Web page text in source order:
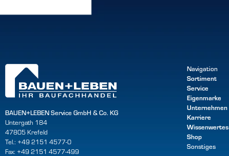
BAUEN+LEBEN Service GmbH & Co. KG
Untergath 184
47805 Krefeld
Tel.: +49 2151 4577-0
Fax: +49 2151 4577-499
Navigation
Sortiment
Service
Eigenmarke
Unternehmen
Karriere
Wissenwertes
Shop
Sonstiges